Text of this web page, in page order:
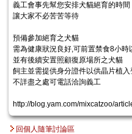
義工會事先幫您安排犬貓絕育的時間
讓大家不必苦苦等待
預備參加絕育之犬貓
需為健康狀況良好,可前置禁食8小時
並有後續安置照顧復原場所之犬貓
飼主並需提供身分證件以供晶片植入
不詳盡之處可電話洽詢義工
http://blog.yam.com/mixcatzoo/
回個人隨筆討論區